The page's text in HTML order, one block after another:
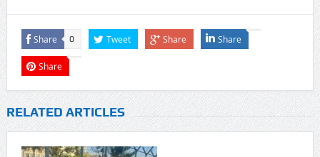
Share 0 Tweet Share Share
Share
RELATED ARTICLES